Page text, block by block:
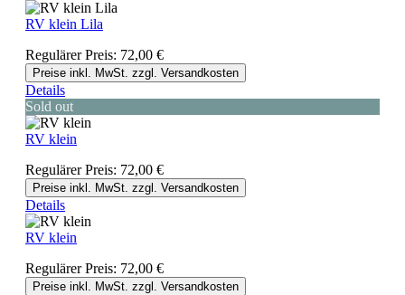
RV klein Lila
Regulärer Preis: 72,00 €
Preise inkl. MwSt. zzgl. Versandkosten
Details
Sold out
RV klein
Regulärer Preis: 72,00 €
Preise inkl. MwSt. zzgl. Versandkosten
Details
RV klein
Regulärer Preis: 72,00 €
Preise inkl. MwSt. zzgl. Versandkosten